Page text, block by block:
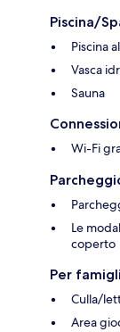
Piscina/
Piscina
Vasca
Sauna
Wi-Fi
Le
coperto
Per
Culla/
Area